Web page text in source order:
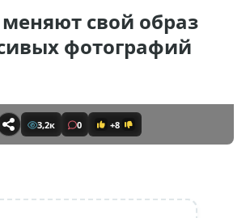
свой образ
фотографий
3,2к 0 +8